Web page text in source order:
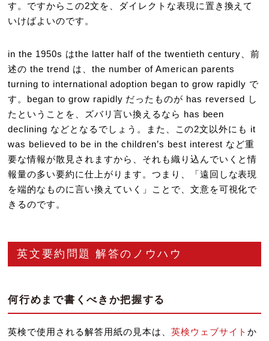
す。ですからこの2文を、ダイレクトな表現に置き換えて
いけばよいのです。
in the 1950s はthe latter half of the twentieth century、前
述の the trend は、the number of American parents
turning to international adoption began to grow rapidly で
す。began to grow rapidly だったものが has reversed し
たということを、ズバリ言い換えるなら has been
declining などとなるでしょう。また、この2文以外にも it
was believed to be in the children’s best interest など重
要な情報が散見されますから、それも織り込んでいくと情
報量の多い要約に仕上がります。つまり、「遠回しな表現
を端的なものに言い換えていく」ことで、文意を可視化で
きるのです。
英文要約問題 解答のノウハウ
何行めまで書くべきか把握する
英検で使用される解答用紙の見本は、 英検ウェブサイトか